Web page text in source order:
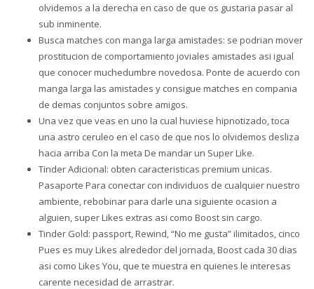
olvidemos a la derecha en caso de que os gustaria pasar al
sub inminente.
Busca matches con manga larga amistades: se podri­an mover
prostitucion de comportamiento joviales amistades asi­ igual
que conocer muchedumbre novedosa. Ponte de acuerdo con
manga larga las amistades y consigue matches en compania
de demas conjuntos sobre amigos.
Una vez que veas en uno la cual huviese hipnotizado, toca
una astro ceruleo en el caso de que nos lo olvidemos desliza
hacia arriba Con la meta De mandar un Super Like.
Tinder Adicional: obten caracteristicas premium unicas.
Pasaporte Para conectar con individuos de cualquier nuestro
ambiente, rebobinar para darle una siguiente ocasion a
alguien, super Likes extras asi­ como Boost sin cargo.
Tinder Gold: passport, Rewind, “No me gusta” ilimitados, cinco
Pues es muy Likes alrededor del jornada, Boost cada 30 dias
asi­ como Likes You, que te muestra en quienes le interesas
carente necesidad de arrastrar.